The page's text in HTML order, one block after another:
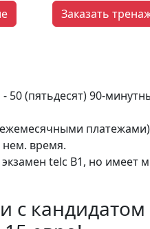
Заказать
50 (пятьдесят) 90-
платежами)
нем. время.
экзамен telc B1, но
с